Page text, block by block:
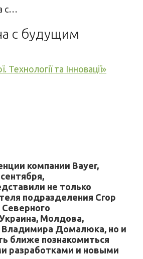
с…
с будущим
та Інновації»
компании Bayer,
не только
подразделения Crop
Северного
Молдова,
Владимира Домалюка, но и
ближе познакомиться
разработками и новыми